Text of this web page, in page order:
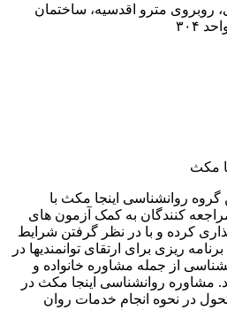
مترو اقدسیه، ساختمان
اینجا مکث با
به کمک آزمون های
و با در نظر گرفتن شرایط
برای ارتقای توانمندیها در
از جمله مشاوره خانواده و
روانشناسی اینجا مکث در
نحوه انجام خدمات روان